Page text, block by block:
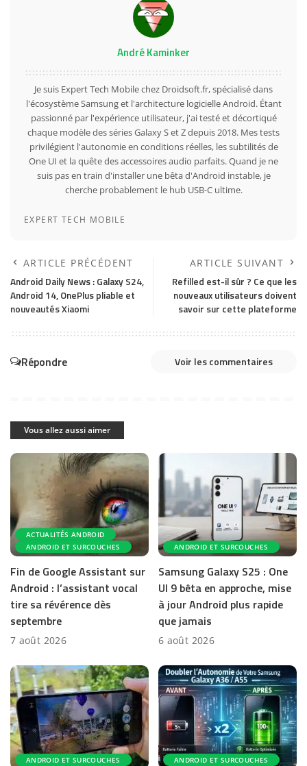
André Kaminker
Je suis Expert Tech Mobile chez Droidsoft.fr, spécialisé dans
l'écosystème Samsung et l'architecture logicielle Android. Étant
passionné par l'expérience utilisateur, j'ai testé et décortiqué
chaque modèle des séries Galaxy S et Z depuis 2018. Mes tests
privilégient l'autonomie en conditions réelles, les subtilités de
One UI et la quête des accessoires audio parfaits. Quand je ne
suis pas en train d'installer une bêta d'Android instable, je
cherche probablement le hub USB-C ultime.
EXPERT TECH MOBILE
ARTICLE PRÉCÉDENT
Android Daily News : Galaxy S24,
Android 14, OnePlus pliable et
nouveautés Xiaomi
ARTICLE SUIVANT
Refilled est-il sûr ? Ce que les
nouveaux utilisateurs doivent
savoir sur cette plateforme
Répondre Voir les commentaires
Vous allez aussi aimer
ACTUALITÉS ANDROID
ANDROID ET SURCOUCHES
Fin de Google Assistant sur
Android : l’assistant vocal
tire sa révérence dès
septembre
7 août 2026
ANDROID ET SURCOUCHES
Samsung Galaxy S25 : One
UI 9 bêta en approche, mise
à jour Android plus rapide
que jamais
6 août 2026
ANDROID ET SURCOUCHES ANDROID ET SURCOUCHES